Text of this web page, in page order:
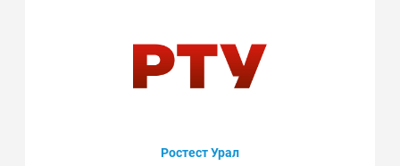
Ростест Урал